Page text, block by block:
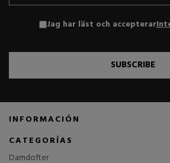
Jag har läst och accepterar
SUBSCRIBE
INFORMACIÓN
CATEGORÍAS
Damdofter